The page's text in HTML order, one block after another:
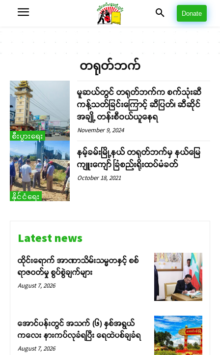
Donate
တရုတ်ဘက်
စီးပွားရေး
မူဆယ်တွင် တရုတ်ဘက်က စက်သုံးဆီ
ကန့်သတ်ခြင်းကြောင့် ဆီပြတ်၊ ဆီဆိုင်
အချို့ တန်းစီဝယ်ယူနေရ
November 9, 2024
နိုင်ငံရေး
နမ့်ခမ်းမြို့နယ် တရုတ်ဘက်မှ နယ်မြေ
ကျူးကျော် ခြံစည်းရိုးထပ်မံခတ်
October 18, 2021
Latest news
ထိုင်းရောက် အာဏာသိမ်းသမ္မတနှင့် စစ်
ရာဇဝတ်မှု စွပ်စွဲချက်များ
August 7, 2026
အောင်ပန်းတွင် အသက် (၆) နှစ်အရွယ်
ကလေး နားကပ်လုခံရပြီး ရေထဲပစ်ချခံရ
August 7, 2026